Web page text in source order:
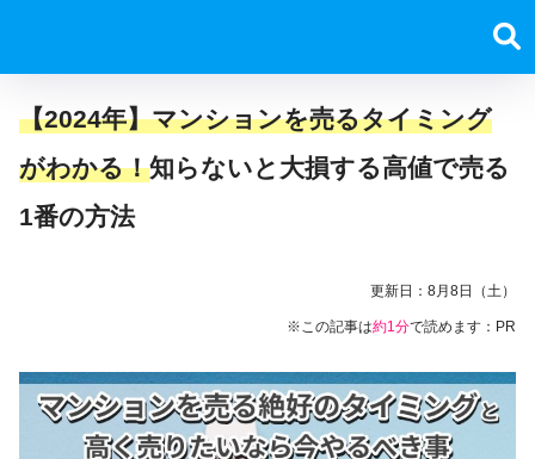
【2024年】マンションを売るタイミング
がわかる！知らないと大損する高値で売る
1番の方法
更新日： 8月8日（土）
※この記事は約1分で読めます：PR